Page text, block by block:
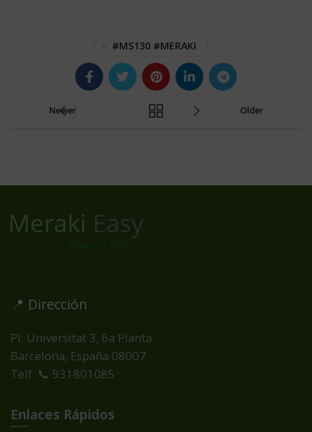
#MS130 #MERAKI
Newer Older
📍 Dirección
Pl. Universitat 3, 6a Planta
Barcelona, España 08007
Telf. 📞 931801085
Enlaces Rápidos